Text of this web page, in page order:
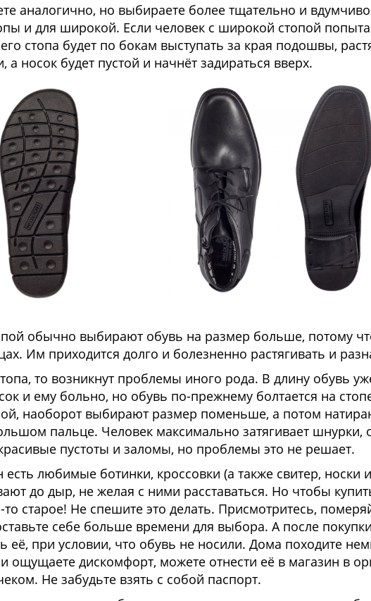
аналогично, но выбираете более тщательно и
и для широкой. Если человек с широкой стопой
стопа будет по бокам выступать за края подошвы,
а носок будет пустой и начнёт задираться вверх.
обычно выбирают обувь на размер больше, потому
Им приходится долго и болезненно растягивать и
то возникнут проблемы иного рода. В длину обувь
и ему больно, но обувь по-прежнему болтается на
наоборот выбирают размер поменьше, а потом
пальце. Человек максимально затягивает шнурки,
пустоты и заломы, но проблемы это не решает.
любимые ботинки, кроссовки (а также свитер, носки
до дыр, не желая с ними расставаться. Но чтобы
старое! Не спешите это делать. Присмотритесь,
себе больше времени для выбора. А после
её, при условии, что обувь не носили. Дома походите
ощущаете дискомфорт, можете отнести её в магазин в
Не забудьте взять с собой паспорт.